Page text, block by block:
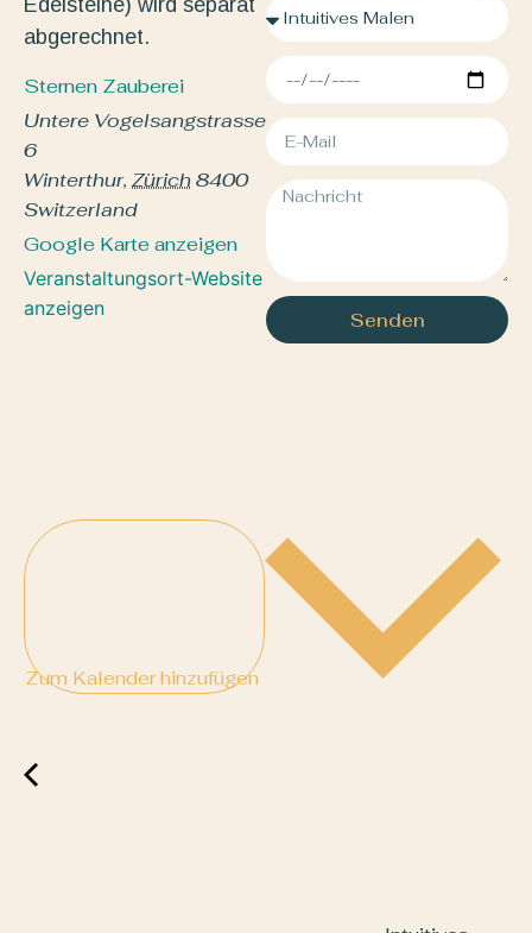
Edelsteine) wird separat
abgerechnet.
Sternen Zauberei
Untere Vogelsangstrasse
6
Winterthur, Zürich8400
Switzerland
Google Karte anzeigen
Veranstaltungsort-Website
anzeigen
Zum Kalender hinzufügen
Senden